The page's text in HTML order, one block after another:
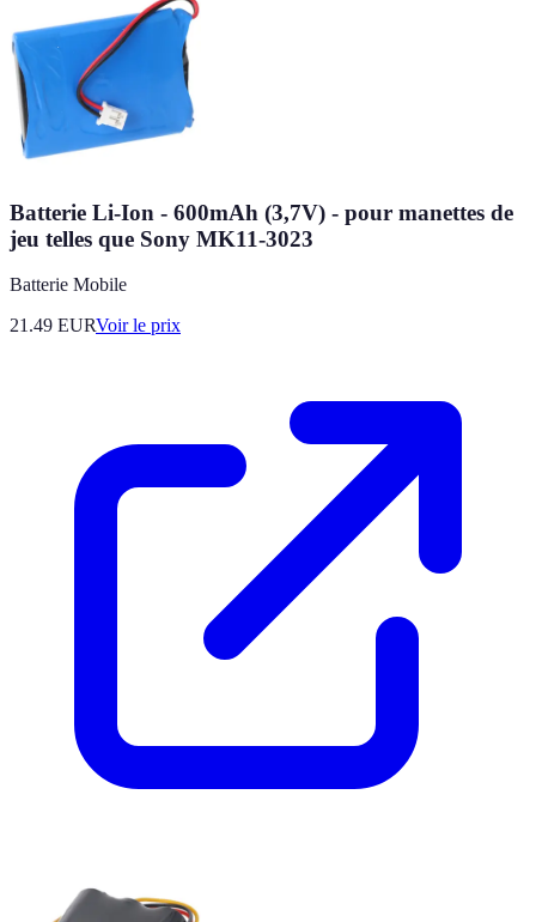
Batterie Li-Ion - 600mAh (3,7V) - pour manettes de
jeu telles que Sony MK11-3023
Batterie Mobile
21.49 EURVoir le prix